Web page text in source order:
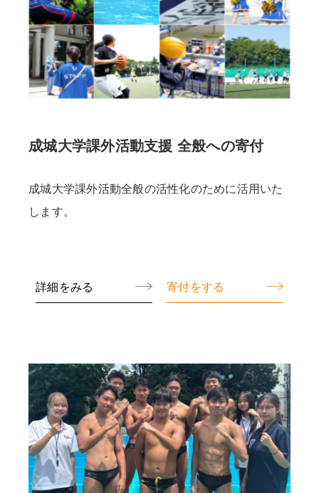
成城大学課外活動支援 全般への寄付
成城大学課外活動全般の活性化のために活用いた
します。
詳細をみる 寄付をする